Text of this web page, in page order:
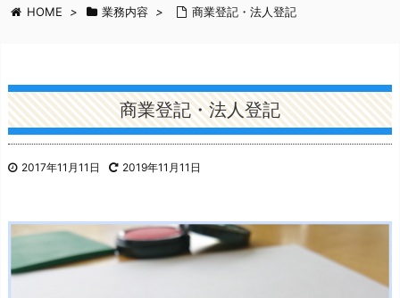
HOME > 業務内容 > 商業登記・法人登記
商業登記・法人登記
2017年11月11日 2019年11月11日